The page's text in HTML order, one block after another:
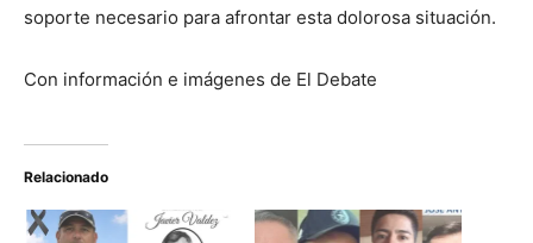
soporte necesario para afrontar esta dolorosa situación.
Con información e imágenes de El Debate
Relacionado